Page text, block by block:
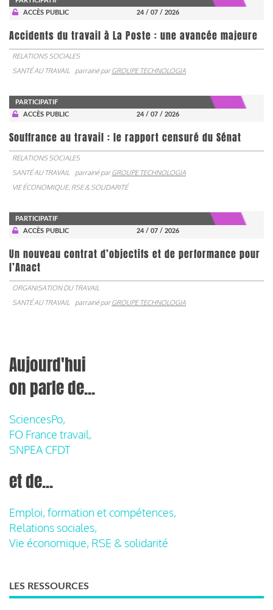
ACCÈS PUBLIC
24 / 07 / 2026
Accidents du travail à La Poste : une avancée majeure
RELATIONS SOCIALES
SANTÉ AU TRAVAIL
parrainé parGROUPE TECHNOLOGIA
PARTICIPATIF
ACCÈS PUBLIC
24 / 07 / 2026
Souffrance au travail : le rapport censuré du Sénat
RELATIONS SOCIALES
SANTÉ AU TRAVAIL
parrainé parGROUPE TECHNOLOGIA
VIE ÉCONOMIQUE, RSE & SOLIDARITÉ
PARTICIPATIF
ACCÈS PUBLIC
24 / 07 / 2026
Un nouveau contrat d’objectifs et de performance pour
l’Anact
ORGANISATION DU TRAVAIL
SANTÉ AU TRAVAIL
parrainé parGROUPE TECHNOLOGIA
Aujourd'hui
on parle de...
SciencesPo,
FO France travail,
SNPEA CFDT
et de...
Emploi, formation et compétences,
Relations sociales,
Vie économique, RSE & solidarité
LES RESSOURCES